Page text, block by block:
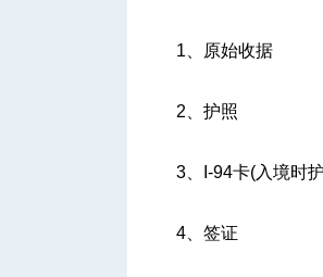
1、原始收据
2、护照
3、I-94卡(入境时
4、签证